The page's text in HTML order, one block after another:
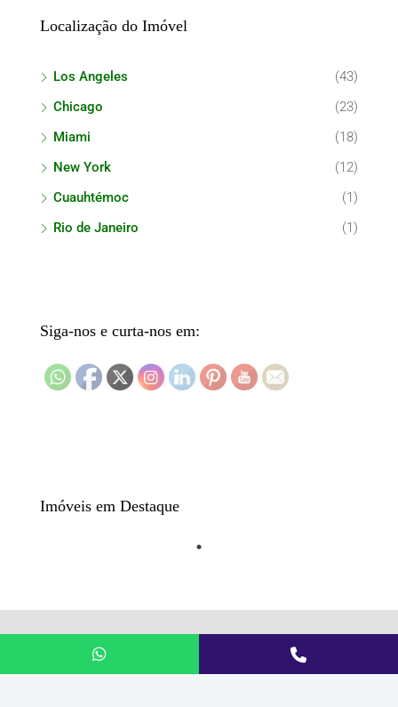
Localização do Imóvel
Los Angeles
(43)
Chicago
(23)
Miami
(18)
New York
(12)
Cuauhtémoc
(1)
Rio de Janeiro
(1)
Siga-nos e curta-nos em:
Imóveis em Destaque
© 2026 vendacasas24.com | Todos os direitos reservados.